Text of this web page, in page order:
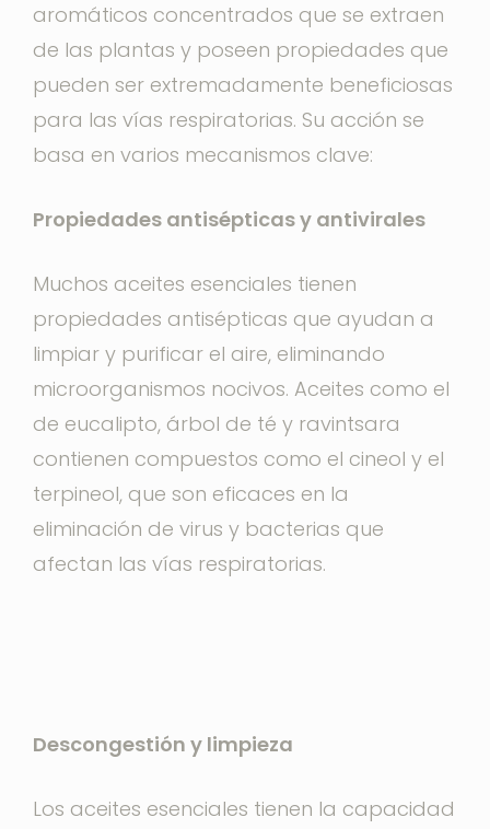
aromáticos concentrados que se extraen
de las plantas y poseen propiedades que
pueden ser extremadamente beneficiosas
para las vías respiratorias. Su acción se
basa en varios mecanismos clave:
Propiedades antisépticas y antivirales
Muchos aceites esenciales tienen
propiedades antisépticas que ayudan a
limpiar y purificar el aire, eliminando
microorganismos nocivos. Aceites como el
de eucalipto, árbol de té y ravintsara
contienen compuestos como el cineol y el
terpineol, que son eficaces en la
eliminación de virus y bacterias que
afectan las vías respiratorias.
Descongestión y limpieza
Los aceites esenciales tienen la capacidad